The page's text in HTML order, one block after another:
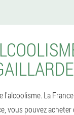
La
vous pouvez